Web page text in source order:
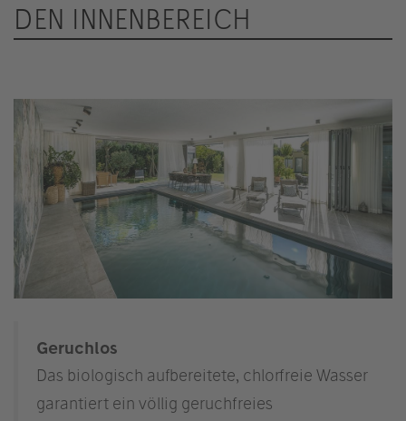
DEN INNENBEREICH
Geruchlos
Das biologisch aufbereitete, chlorfreie Wasser
garantiert ein völlig geruchfreies